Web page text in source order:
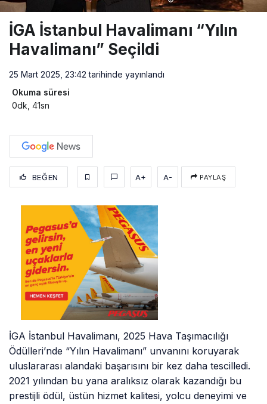
İGA İstanbul Havalimanı “Yılın
Havalimanı” Seçildi
25 Mart 2025, 23:42 tarihinde yayınlandı
Okuma süresi
0dk, 41sn
BEĞEN A+ A- PAYLAŞ
İGA İstanbul Havalimanı, 2025 Hava Taşımacılığı
Ödülleri’nde “Yılın Havalimanı” unvanını koruyarak
uluslararası alandaki başarısını bir kez daha tescilledi.
2021 yılından bu yana aralıksız olarak kazandığı bu
prestijli ödül, üstün hizmet kalitesi, yolcu deneyimi ve